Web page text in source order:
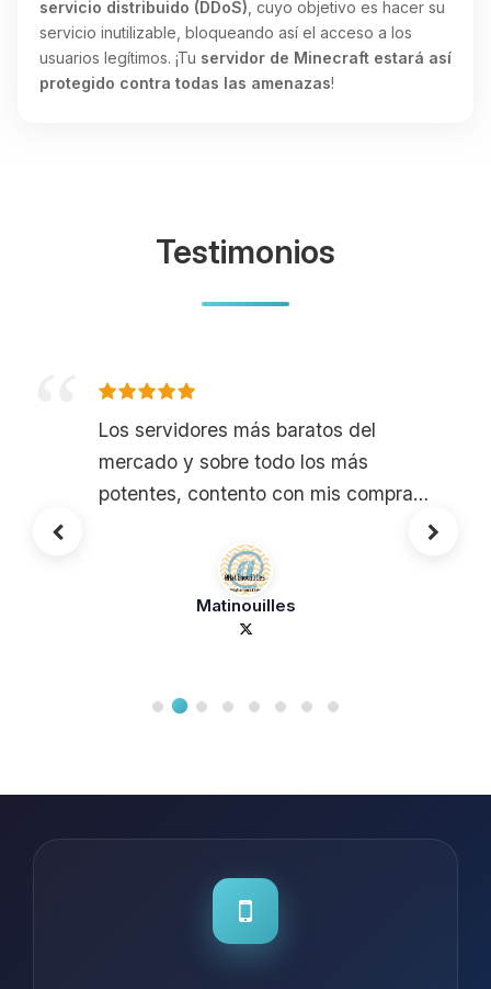
servicio distribuido (DDoS) , cuyo objetivo es hacer su
servicio inutilizable, bloqueando así el acceso a los
usuarios legítimos. ¡Tu servidor de Minecraft estará así
protegido contra todas las amenazas!
Testimonios
Los servidores más baratos del
mercado y sobre todo los más
potentes, contento con mis compras
Matinouilles